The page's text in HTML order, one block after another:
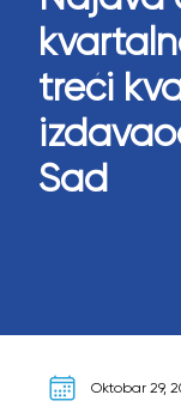
treći
Sad
Oktobar 29,